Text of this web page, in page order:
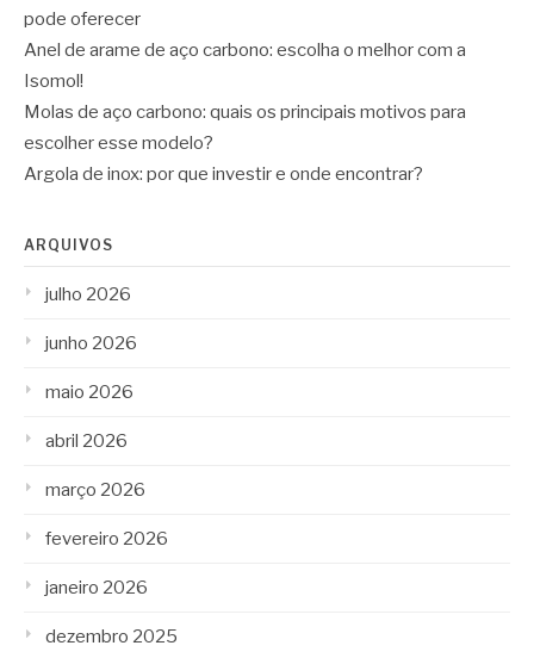
pode oferecer
Anel de arame de aço carbono: escolha o melhor com a
Isomol!
Molas de aço carbono: quais os principais motivos para
escolher esse modelo?
Argola de inox: por que investir e onde encontrar?
ARQUIVOS
julho 2026
junho 2026
maio 2026
abril 2026
março 2026
fevereiro 2026
janeiro 2026
dezembro 2025